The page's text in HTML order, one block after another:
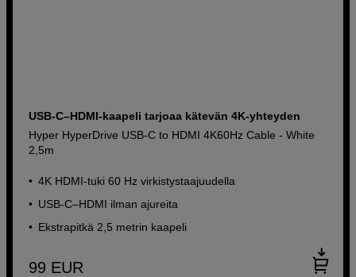
USB-C–HDMI-kaapeli tarjoaa kätevän 4K-yhteyden
Hyper HyperDrive USB-C to HDMI 4K60Hz Cable - White
2,5m
4K HDMI-tuki 60 Hz virkistystaajuudella
USB-C–HDMI ilman ajureita
Ekstrapitkä 2,5 metrin kaapeli
99 EUR